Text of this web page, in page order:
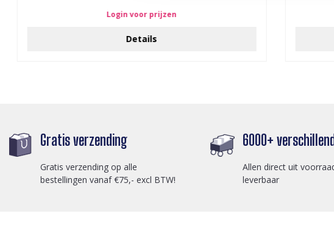
Login voor prijzen
Details
Gratis verzending
Gratis verzending op alle
bestellingen vanaf €75,- excl BTW!
6000+
Allen direct uit
leverbaar